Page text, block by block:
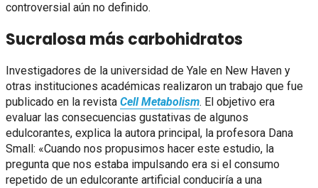
controversial aún no definido.
Sucralosa más carbohidratos
Investigadores de la universidad de Yale en New Haven y
otras instituciones académicas realizaron un trabajo que fue
publicado en la revista Cell Metabolism. El objetivo era
evaluar las consecuencias gustativas de algunos
edulcorantes, explica la autora principal, la profesora Dana
Small: «Cuando nos propusimos hacer este estudio, la
pregunta que nos estaba impulsando era si el consumo
repetido de un edulcorante artificial conduciría a una